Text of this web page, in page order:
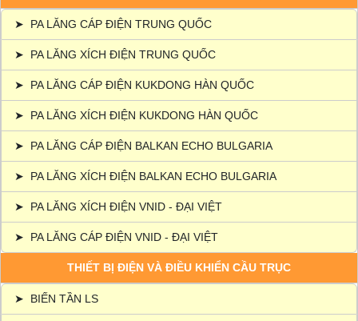
➤ PA LĂNG CÁP ĐIỆN TRUNG QUỐC
➤ PA LĂNG XÍCH ĐIỆN TRUNG QUỐC
➤ PA LĂNG CÁP ĐIỆN KUKDONG HÀN QUỐC
➤ PA LĂNG XÍCH ĐIỆN KUKDONG HÀN QUỐC
➤ PA LĂNG CÁP ĐIỆN BALKAN ECHO BULGARIA
➤ PA LĂNG XÍCH ĐIỆN BALKAN ECHO BULGARIA
➤ PA LĂNG XÍCH ĐIỆN VNID - ĐẠI VIỆT
➤ PA LĂNG CÁP ĐIỆN VNID - ĐẠI VIỆT
THIẾT BỊ ĐIỆN VÀ ĐIỀU KHIỂN CẦU TRỤC
➤ BIẾN TẦN LS